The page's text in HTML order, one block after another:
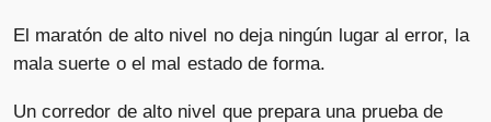
El maratón de alto nivel no deja ningún lugar al error, la
mala suerte o el mal estado de forma.
Un corredor de alto nivel que prepara una prueba de